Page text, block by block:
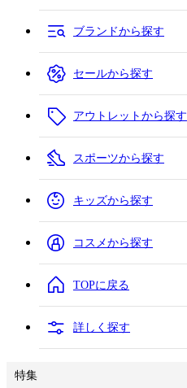
ブランドから探す
セールから探す
アウトレットから探す
スポーツから探す
キッズから探す
コスメから探す
TOPに戻る
詳しく探す
特集